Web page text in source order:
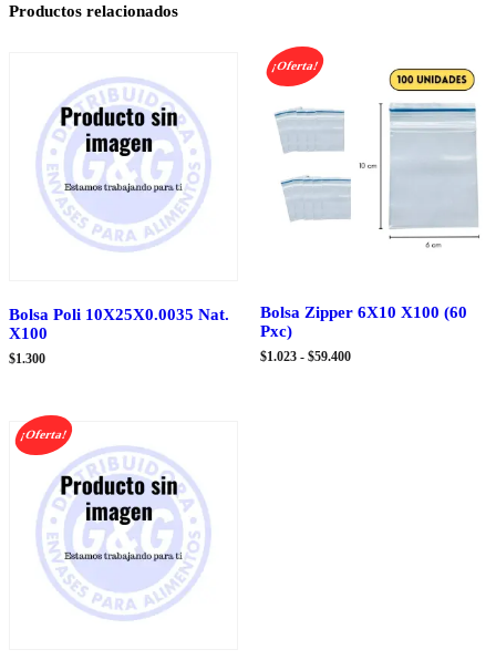
Productos relacionados
Bolsa Poli 10X25X0.0035 Nat.
X100
$1.300
¡Oferta!
Bolsa Zipper 6X10 X100 (60
Pxc)
$1.023 - $59.400Rango
¡Oferta!